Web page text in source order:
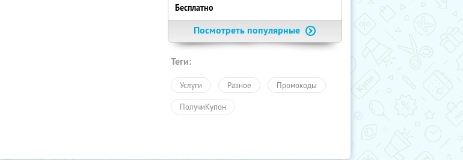
Бесплатно
Посмотреть популярные
Теги:
Услуги Разное Промокоды
ПолучиКупон